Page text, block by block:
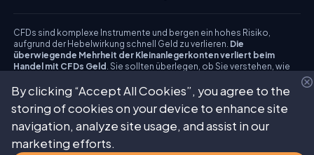
CFDs sind komplexe Instrumente und bergen ein hohes Risiko,
aufgrund der Hebelwirkung schnell Geld zu verlieren. Die
überwiegende Mehrheit der Kleinanlegerkonten verliert beim
Handel mit CFDs Geld . Sie sollten überlegen, ob Sie verstehen, wie
Risiko einzugehen, Ihr Geld zu verlieren. Bitte beachten Sie unsere
Risikohinweise.
By clicking “Accept All Cookies”, you agree to the
storing of cookies on your device to enhance site
navigation, analyze site usage, and assist in our
marketing efforts.